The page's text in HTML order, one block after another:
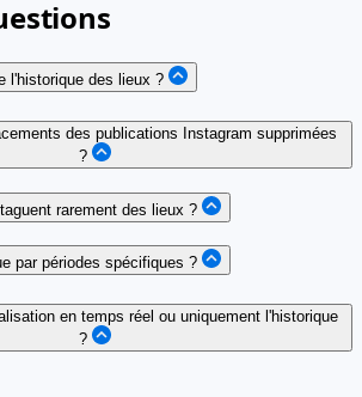
l'historique des lieux ?
des publications Instagram supprimées
?
rarement des lieux ?
par périodes spécifiques ?
en temps réel ou uniquement l'historique
?